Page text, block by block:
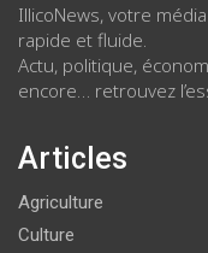
IllicoNews, votre
rapide et fluide.
Actu, politique,
encore… retrouvez
Articles
Agriculture
Culture